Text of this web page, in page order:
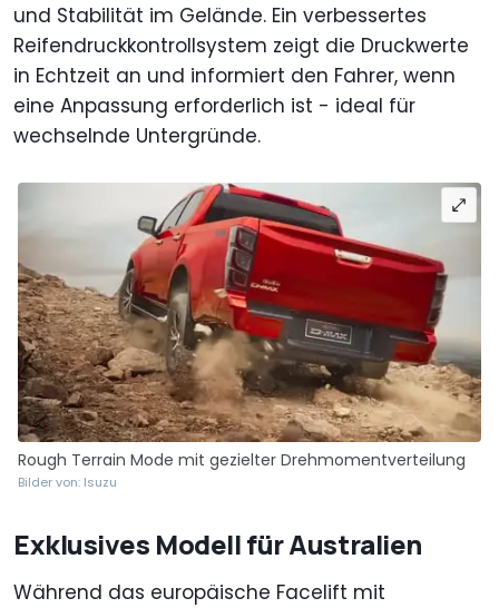
und Stabilität im Gelände. Ein verbessertes
Reifendruckkontrollsystem zeigt die Druckwerte
in Echtzeit an und informiert den Fahrer, wenn
eine Anpassung erforderlich ist - ideal für
wechselnde Untergründe.
Rough Terrain Mode mit gezielter Drehmomentverteilung
Bilder von: Isuzu
Exklusives Modell für Australien
Während das europäische Facelift mit